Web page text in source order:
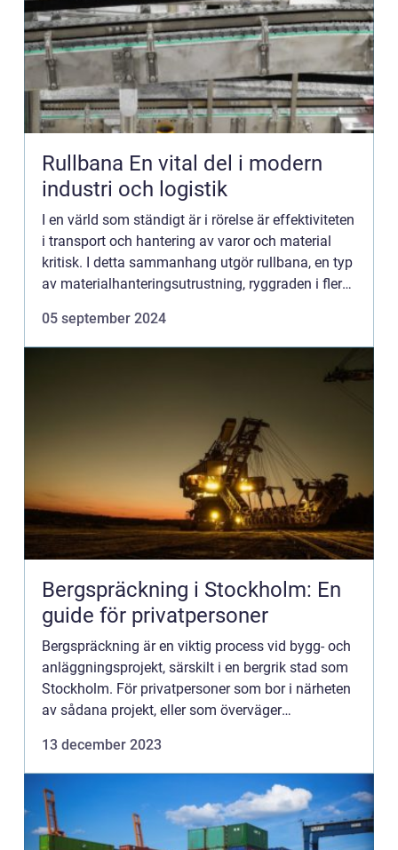
Rullbana En vital del i modern
industri och logistik
I en värld som ständigt är i rörelse är effektiviteten
i transport och hantering av varor och material
kritisk. I detta sammanhang utgör rullbana, en typ
av materialhanteringsutrustning, ryggraden i flera
05 september 2024
Bergspräckning i Stockholm: En
guide för privatpersoner
Bergspräckning är en viktig process vid bygg- och
anläggningsprojekt, särskilt i en bergrik stad som
Stockholm. För privatpersoner som bor i närheten
av sådana projekt, eller som överväger
mycket att tä...
13 december 2023